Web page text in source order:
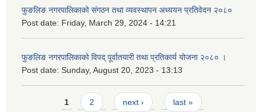
फुङलिङ नगरपालिकाको संगठन तथा व्यवस्थापन अध्ययन प्रतिवेदन २०८०
Post date: Friday, March 29, 2024 - 14:21
फुङलिङ नगरपालिकाको विपद् पूर्वातयारी तथा प्रतिकार्य योजना २०८० ।
Post date: Sunday, August 20, 2023 - 13:13
Pages1 2 next › last »